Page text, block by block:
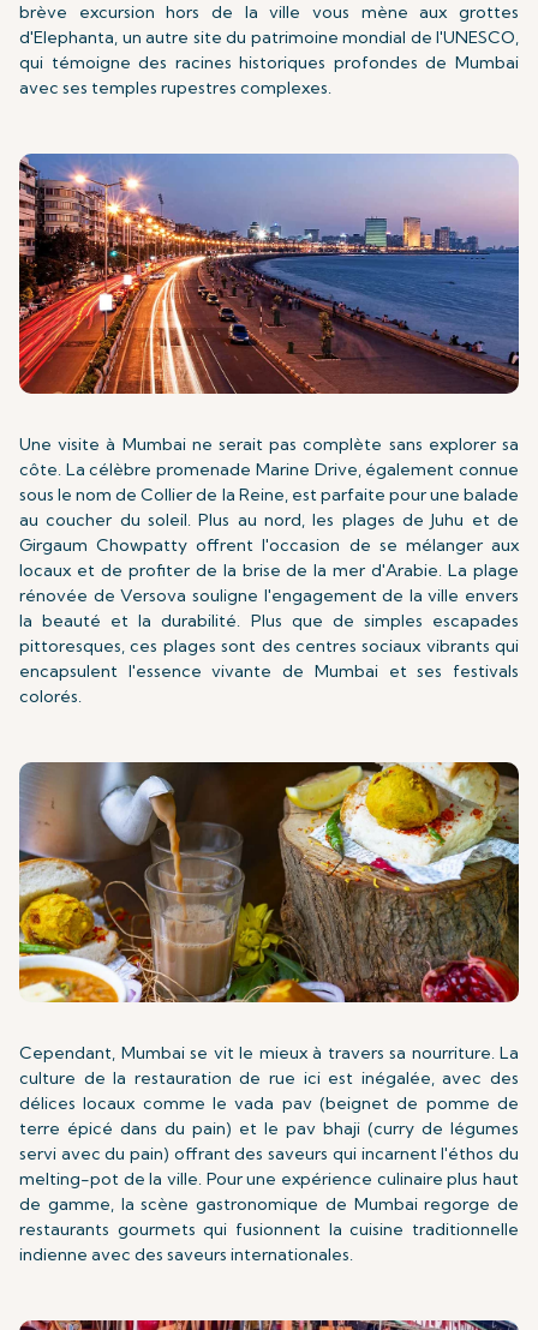
brève excursion hors de la ville vous mène aux grottes
d'Elephanta, un autre site du patrimoine mondial de l'UNESCO,
qui témoigne des racines historiques profondes de Mumbai
avec ses temples rupestres complexes.
Une visite à Mumbai ne serait pas complète sans explorer sa
côte. La célèbre promenade Marine Drive, également connue
sous le nom de Collier de la Reine, est parfaite pour une balade
au coucher du soleil. Plus au nord, les plages de Juhu et de
Girgaum Chowpatty offrent l'occasion de se mélanger aux
locaux et de profiter de la brise de la mer d'Arabie. La plage
rénovée de Versova souligne l'engagement de la ville envers
la beauté et la durabilité. Plus que de simples escapades
pittoresques, ces plages sont des centres sociaux vibrants qui
encapsulent l'essence vivante de Mumbai et ses festivals
colorés.
Cependant, Mumbai se vit le mieux à travers sa nourriture. La
culture de la restauration de rue ici est inégalée, avec des
délices locaux comme le vada pav (beignet de pomme de
terre épicé dans du pain) et le pav bhaji (curry de légumes
servi avec du pain) offrant des saveurs qui incarnent l'éthos du
melting-pot de la ville. Pour une expérience culinaire plus haut
de gamme, la scène gastronomique de Mumbai regorge de
restaurants gourmets qui fusionnent la cuisine traditionnelle
indienne avec des saveurs internationales.